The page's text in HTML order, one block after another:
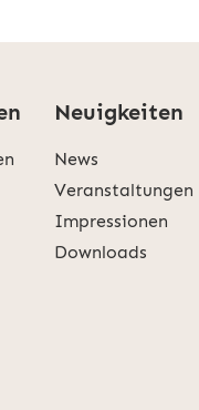
Neuigkeiten
News
Veranstaltungen
Impressionen
Downloads